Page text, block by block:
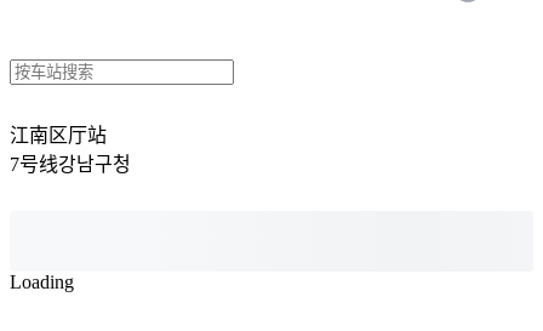
江南区厅站
7号线강남구청
Loading